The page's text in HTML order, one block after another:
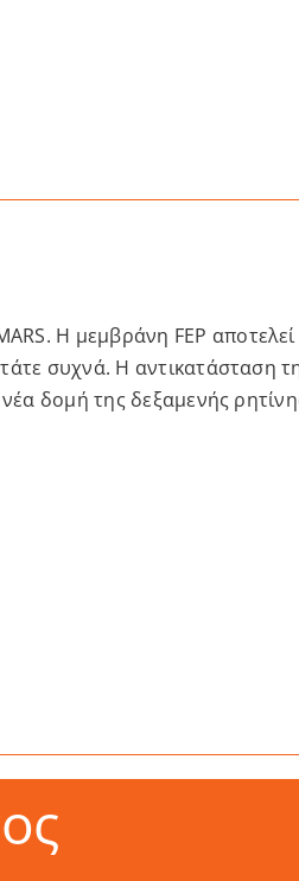
Η μεμβράνη FEP
συχνά. Η αντικατάσταση
δομή της δεξαμενής